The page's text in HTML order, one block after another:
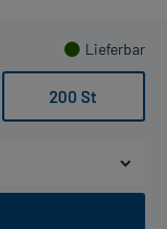
Lieferbar
200 St